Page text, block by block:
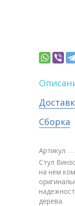
Сборка
Артикул
Стул
на нем
дерева.